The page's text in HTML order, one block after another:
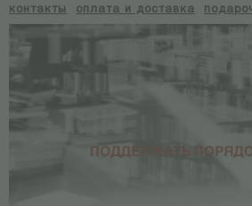
контакты оплата и доставка